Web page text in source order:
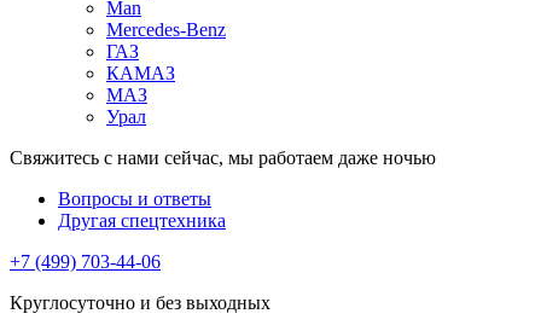
Man
Mercedes-Benz
ГАЗ
КАМАЗ
МАЗ
Урал
Свяжитесь с нами сейчас, мы работаем даже ночью
Вопросы и ответы
Другая спецтехника
+7 (499) 703-44-06
Круглосуточно и без выходных